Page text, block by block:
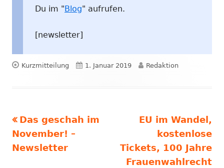
Du im "Blog" aufrufen.
[newsletter]
Format
Kurzmitteilung Veröffentlicht
1. Januar 2019 Autor
Redaktion
Beitragsnavigation
Vorheriger
Beitrag:
Das geschah im
November! –
Newsletter
Nächster
Beitrag
EU im Wandel,
kostenlose
Tickets, 100 Jahre
Frauenwahlrecht